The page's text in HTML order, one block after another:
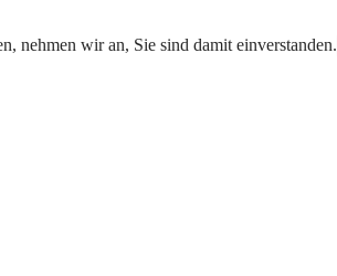
nehmen wir an, Sie sind damit einverstanden.